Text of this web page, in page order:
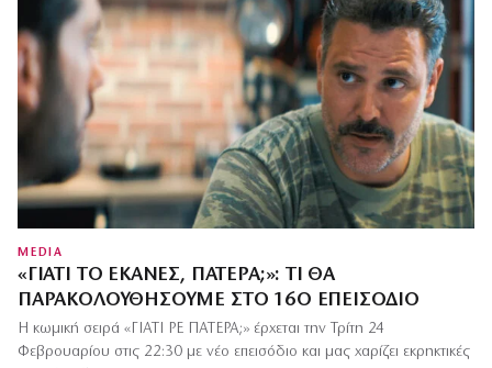
MEDIA
«ΓΙΑΤΊ ΤΟ ΈΚΑΝΕΣ, ΠΑΤΈΡΑ;»: ΤΙ ΘΑ
ΠΑΡΑΚΟΛΟΥΘΉΣΟΥΜΕ ΣΤΟ 16Ο ΕΠΕΙΣΌΔΙΟ
Η κωμική σειρά «ΓΙΑΤΙ ΡΕ ΠΑΤΕΡΑ;» έρχεται την Τρίτη 24
Φεβρουαρίου στις 22:30 με νέο επεισόδιο και μας χαρίζει εκρηκτικές